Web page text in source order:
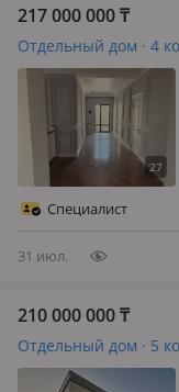
217 000 000₸
Отдельный дом · 4
Специалист
31 июл.
210 000 000₸
Отдельный дом · 5